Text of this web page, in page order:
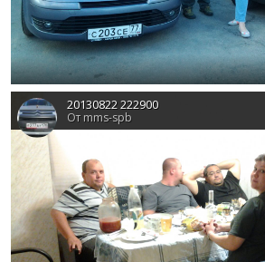
20130822 222900
От mms-spb